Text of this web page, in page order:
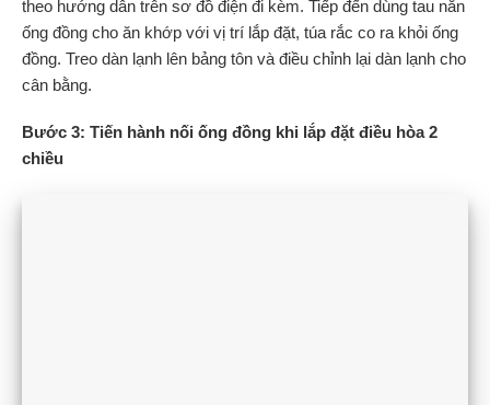
theo hướng dẫn trên sơ đồ điện đi kèm. Tiếp đến dùng tau nắn
ống đồng cho ăn khớp với vị trí lắp đặt, túa rắc co ra khỏi ống
đồng. Treo dàn lạnh lên bảng tôn và điều chỉnh lại dàn lạnh cho
cân bằng.
Bước 3: Tiến hành nối ống đồng khi lắp đặt điều hòa 2
chiều